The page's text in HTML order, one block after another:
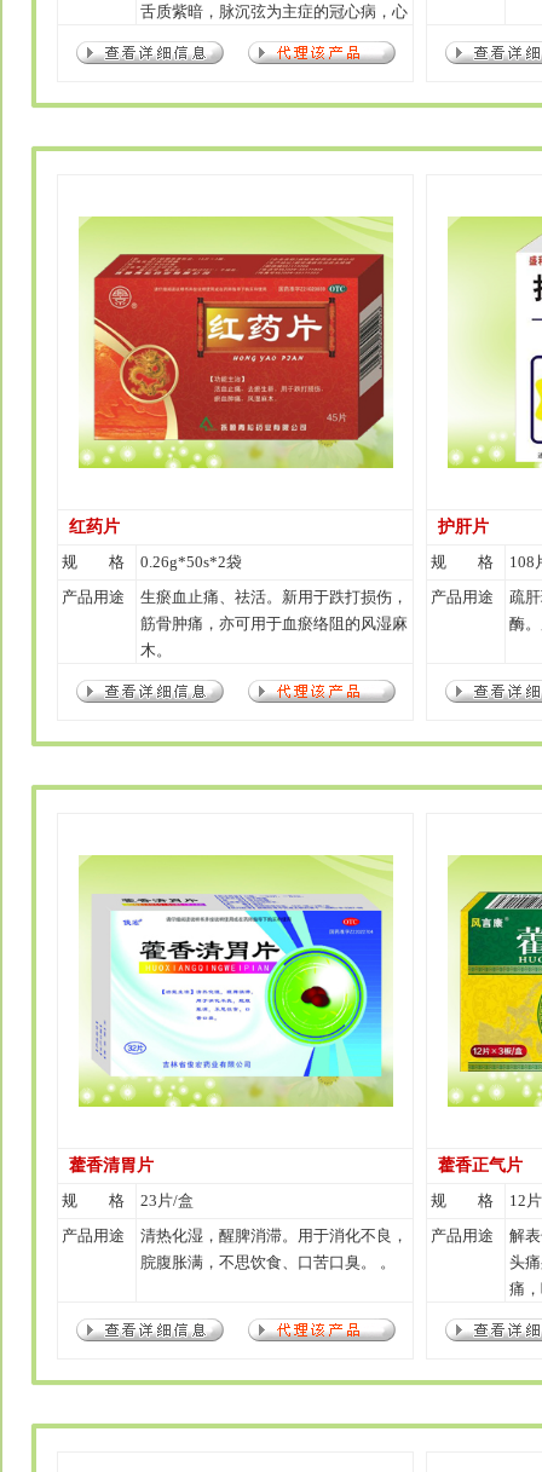
舌质紫暗，脉沉弦为主症的冠心病，心
绞痛，冠状动脉供血不足。
红药片
规 格
0.26g*50s*2袋
产品用途
生瘀血止痛、祛活。新用于跌打损伤，
筋骨肿痛，亦可用于血瘀络阻的风湿麻
木。
护肝片
规 格
108
产品用途
疏
酶
藿香清胃片
规 格
23片/盒
产品用途
清热化湿，醒脾消滞。用于消化不良，
脘腹胀满，不思饮食、口苦口臭。 。
藿香正气片
规 格
12
产品用途
解
头
痛